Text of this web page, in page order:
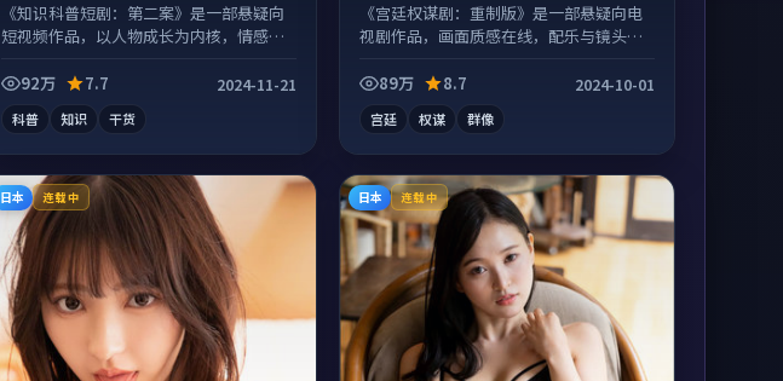
《知识科普短剧：第二案》是一部悬疑向
短视频作品，以人物成长为内核，情感戏
92万
7.7 2024-11-21
科普 知识 干货
《宫廷权谋剧：重制版》是一部悬疑向电
视剧作品，画面质感在线，配乐与镜头配
89万
8.7 2024-10-01
宫廷 权谋 群像
日本 连载中 日本 连载中